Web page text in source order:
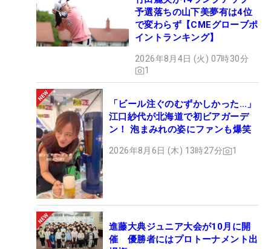
予選落ちの山下美夢有は4位
で変わらず【CMEグローブポ
イントランキング】
2026年8月4日 (火) 07時30分
1
「ビール注ぐのむずかしかった…」
江口紗代が北海道で初ビアガーデ
ン！ 泡まみれの姿にファンも爆笑
2026年8月6日 (木) 13時27分 1
進藤大典ジュニア大会が10月に開
催 優勝者にはプロトーナメント出